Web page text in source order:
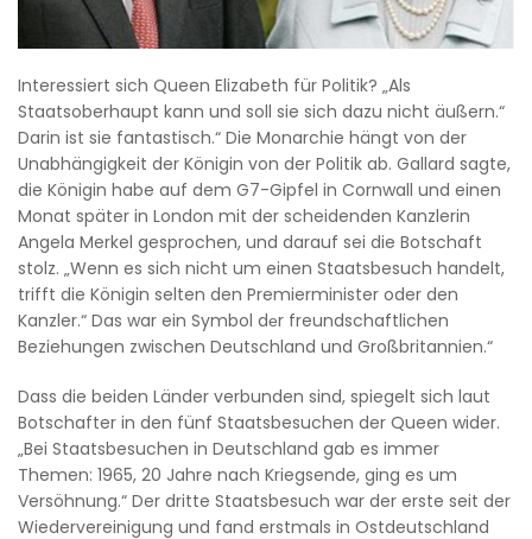
Interessiert sich Queen Elizabeth für Politik? „Als
Staatsoberhaupt kann und soll sie sich dazu nicht äußern.“
Darin ist sie fantastisch.“ Die Monarchie hängt von der
Unabhängigkeit der Königin von der Politik ab. Gallard sagte,
die Königin habe auf dem G7-Gipfel in Cornwall und einen
Monat später in London mit der scheidenden Kanzlerin
Angela Merkel gesprochen, und darauf sei die Botschaft
stolz. „Wenn es sich nicht um einen Staatsbesuch handelt,
trifft die Königin selten den Premierminister oder den
Kanzler.“ Das war ein Symbol dеr freundschaftlichen
Beziehungen zwischen Deutschland und Großbritannien.“
Dass die beiden Länder verbunden sind, spiegelt sich laut
Botschafter in den fünf Staatsbesuchen der Queen wider.
„Bei Staatsbesuchen in Deutschland gab es immer
Themen: 1965, 20 Jahre nach Kriegsende, ging es um
Versöhnung.“ Der dritte Staatsbesuch war der erste seit der
Wiedervereinigung und fand erstmals in Ostdeutschland